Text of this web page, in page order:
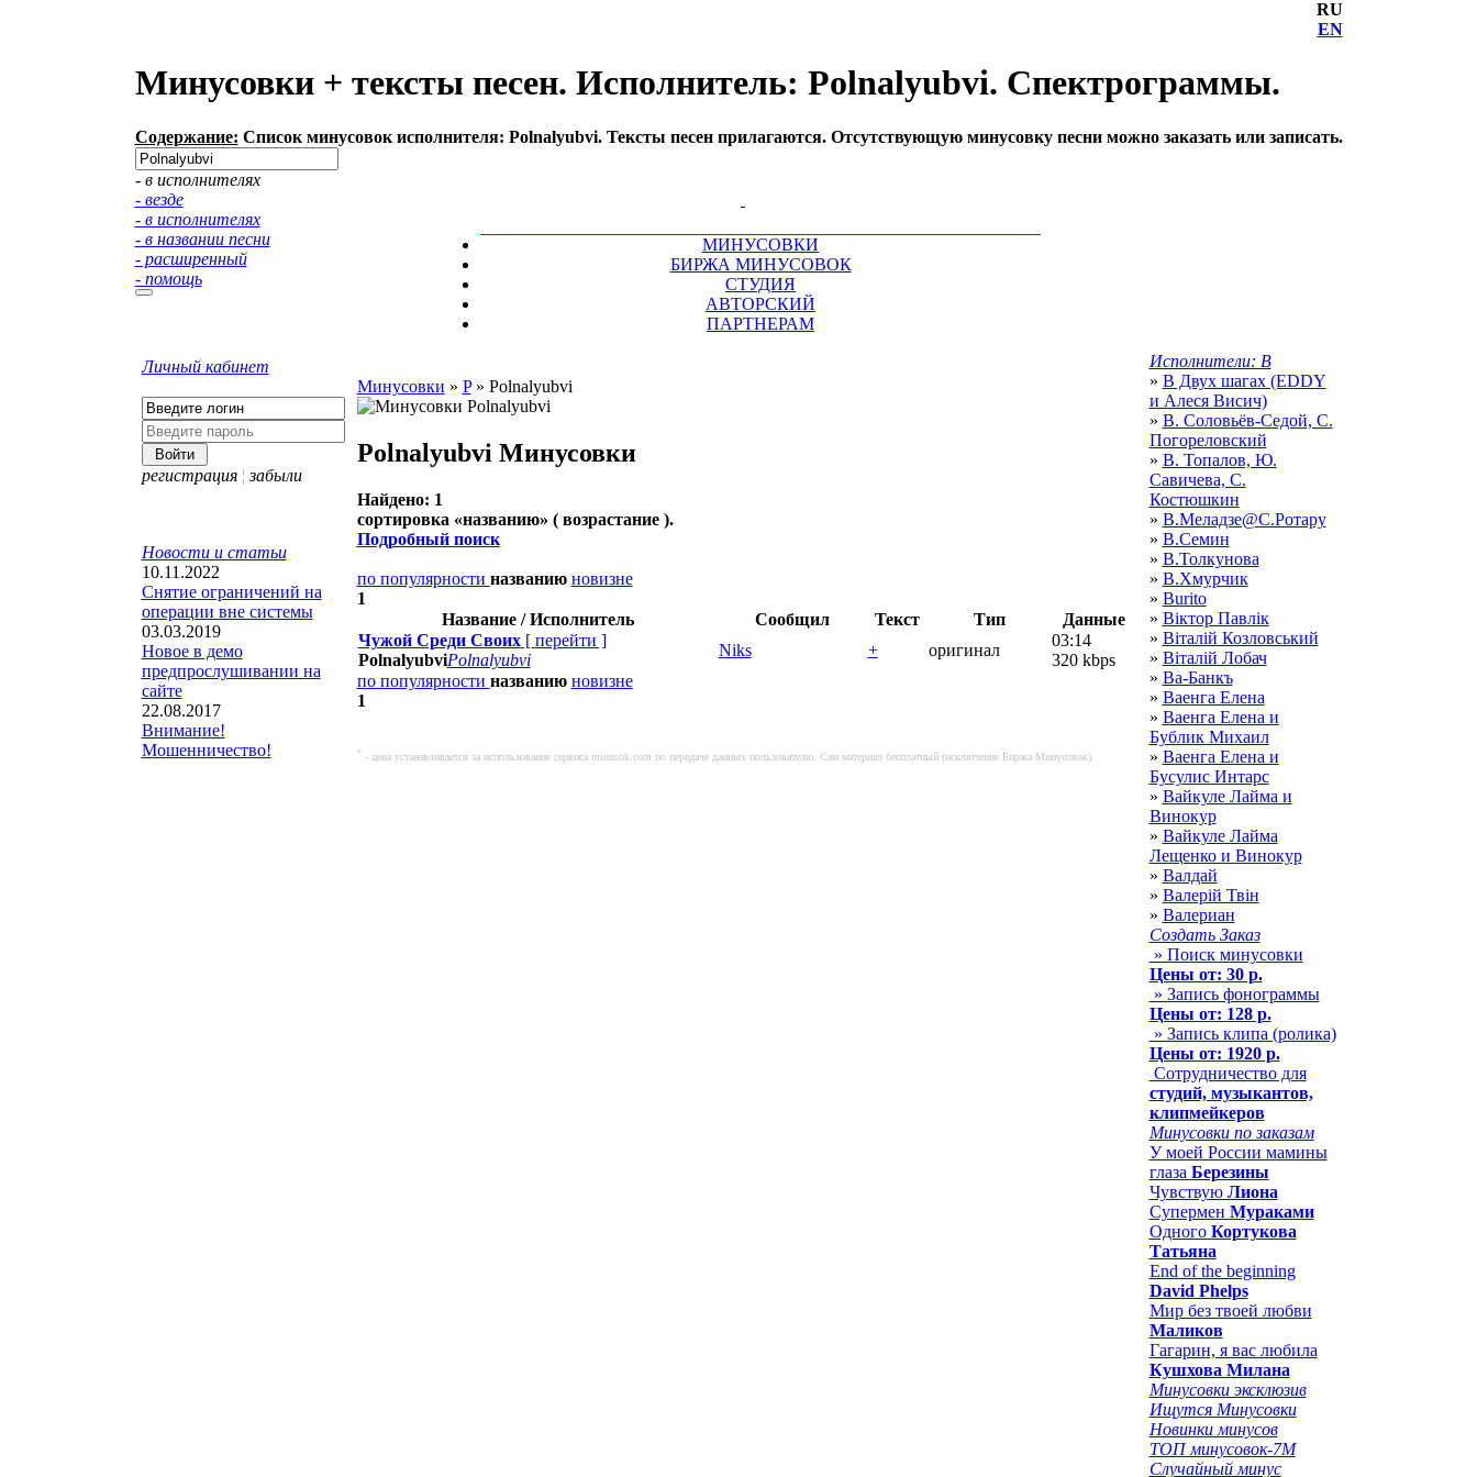
RU
EN
Минусовки + тексты песен. Исполнитель: Polnalyubvi. Спектрограммы.
Содержание: Список минусовок исполнителя: Polnalyubvi. Тексты песен прилагаются. Отсутствующую минусовку песни можно заказать или записать.
- в исполнителях
- везде
- в исполнителях
- в названии песни
- расширенный
- помощь
МИНУСОВКИ
БИРЖА МИНУСОВОК
СТУДИЯ
АВТОРСКИЙ
ПАРТНЕРАМ
Личный кабинет
регистрация ¦ забыли
Новости и статьи
10.11.2022
Снятие ограничений на
операции вне системы
03.03.2019
Новое в демо
предпрослушивании на
сайте
22.08.2017
Внимание!
Мошенничество!
Минусовки » P» Polnalyubvi
Polnalyubvi Минусовки
Найдено: 1
сортировка «названию» ( возрастание ).
Подробный поиск
по популярности названию новизне
1
Название / Исполнитель
Сообщил Текст Тип
Данные
Чужой Среди Своих[ перейти ]
PolnalyubviPolnalyubvi
Niks + оригинал
03:14
320 kbps
по популярности названию новизне
1
* - цена устанавливается за использование сервиса minusok.com по передаче данных пользователю. Сам материал бесплатный (исключение Биржа Минусовок).
Исполнители: В
» В Двух шагах (EDDY
и Алеся Висич)
» В. Соловьёв-Седой, С.
Погореловский
» В. Топалов, Ю.
Савичева, С.
Костюшкин
» В.Меладзе@С.Ротару
» В.Семин
» В.Толкунова
» В.Хмурчик
» Вurito
» Віктор Павлік
» Віталій Козловський
» Віталій Лобач
» Ва-Банкъ
» Ваенга Елена
» Ваенга Елена и
Бублик Михаил
» Ваенга Елена и
Бусулис Интарс
» Вайкуле Лайма и
Винокур
» Вайкуле Лайма
Лещенко и Винокур
» Валдай
» Валерій Твін
» Валериан
Создать Заказ
» Поиск минусовки
Цены от: 30 р.
» Запись фонограммы
Цены от: 128 р.
» Запись клипа (ролика)
Цены от: 1920 р.
Сотрудничество для
студий, музыкантов,
клипмейкеров
Минусовки по заказам
У моей России мамины
глаза Березины
Чувствую Лиона
Супермен Мураками
Одного Кортукова
Татьяна
End of the beginning
David Phelps
Мир без твоей любви
Маликов
Гагарин, я вас любила
Кушхова Милана
Минусовки эксклюзив
Ищутся Минусовки
Новинки минусов
ТОП минусовок-7M
Случайный минус